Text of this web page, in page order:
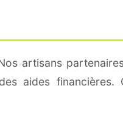
artisans
aides financières.